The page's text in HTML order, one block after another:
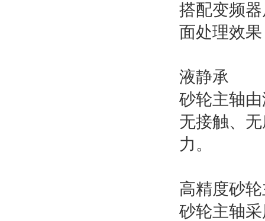
搭配变频
面处理效果
液静承
砂轮主轴
无接触、
力。
高精度砂
砂轮主轴